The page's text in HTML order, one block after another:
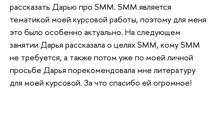
рассказать Дарью про SMM. SMM является
тематикой моей курсовой работы, поэтому для меня
это было особенно актуально. На следующем
занятии Дарья рассказала о целях SMM, кому SMM
не требуется, а также потом уже по моей личной
просьбе Дарья порекомендовала мне литературу
для моей курсовой. За что спасибо ей огромное!